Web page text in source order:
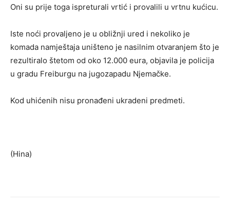
Oni su prije toga ispreturali vrtić i provalili u vrtnu kućicu.
Iste noći provaljeno je u obližnji ured i nekoliko je
komada namještaja uništeno je nasilnim otvaranjem što je
rezultiralo štetom od oko 12.000 eura, objavila je policija
u gradu Freiburgu na jugozapadu Njemačke.
Kod uhićenih nisu pronađeni ukradeni predmeti.
(Hina)